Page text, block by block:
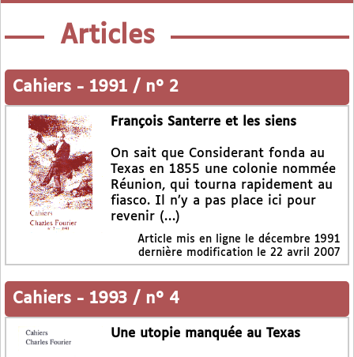
Articles
Cahiers - 1991 / n° 2
François Santerre et les siens
On sait que Considerant fonda au
Texas en 1855 une colonie nommée
Réunion, qui tourna rapidement au
fiasco. Il n’y a pas place ici pour
revenir (…)
Article mis en ligne le décembre 1991
dernière modification le 22 avril 2007
Cahiers - 1993 / n° 4
Une utopie manquée au Texas